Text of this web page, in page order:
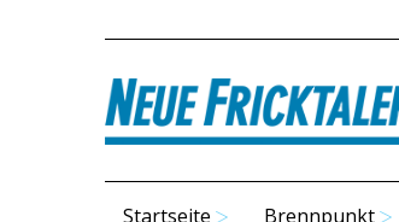
Startseite Brennpunkt